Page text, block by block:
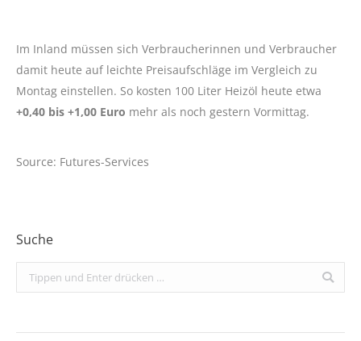
Im Inland müssen sich Verbraucherinnen und Verbraucher
damit heute auf leichte Preisaufschläge im Vergleich zu
Montag einstellen. So kosten 100 Liter Heizöl heute etwa
+0,40 bis +1,00 Euro mehr als noch gestern Vormittag.
Source: Futures-Services
Suche
Search: